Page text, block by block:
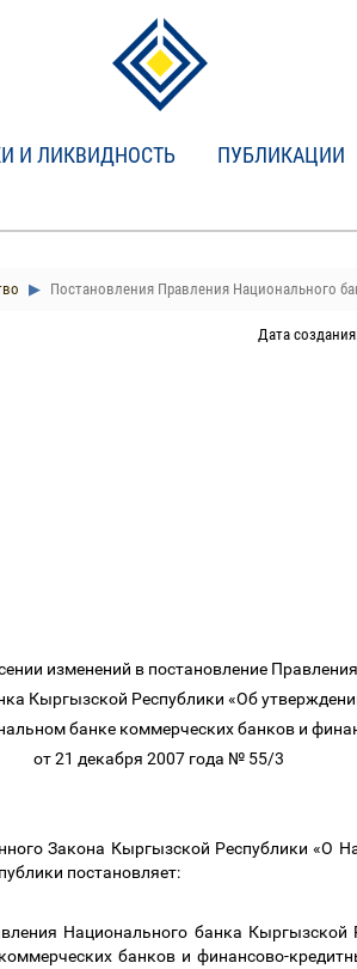
И ЛИКВИДНОСТЬ ПУБЛИКАЦИИ
Постановления Правления Национального
Дата
изменений в постановление Правления
Кыргызской Республики «Об
банке коммерческих банков и
от 21 декабря 2007 года № 55/3
Закона Кыргызской Республики «О
постановляет:
Национального банка
банков и финансово-